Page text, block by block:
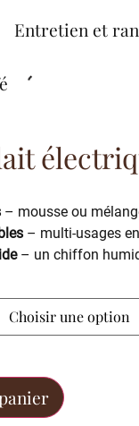
Entretien et
– mousse ou
– multi-usages
– un chiffon